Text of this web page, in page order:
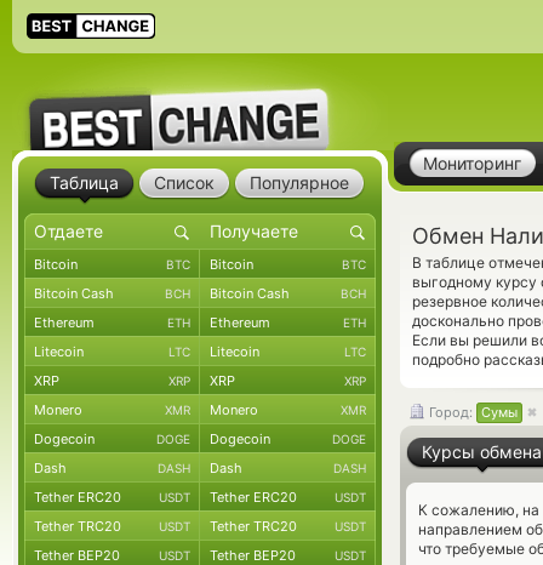
Мониторинг
Обмен
В таблице
выгодному курсу
резервное
досконально
Если вы решили
подробно
Город: Сумы
Курсы обмена
К сожалению, на
направлением
что требуемые
Таблица Список Популярное
Bitcoin BTC Bitcoin BTC
Bitcoin Cash BCH Bitcoin Cash BCH
Ethereum ETH Ethereum ETH
Litecoin LTC Litecoin LTC
XRP XRP XRP XRP
Monero XMR Monero XMR
Dogecoin DOGE Dogecoin DOGE
Dash DASH Dash DASH
Tether ERC20 USDT Tether ERC20 USDT
Tether TRC20 USDT Tether TRC20 USDT
Tether BEP20 USDT Tether BEP20 USDT